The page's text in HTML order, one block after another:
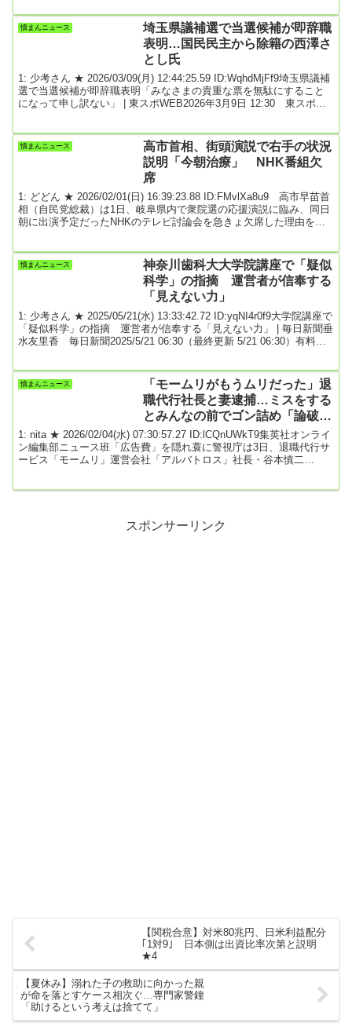
た抗議の電話が殺到することもあります。人間の命か、動物の命か
──。弁護士ドットコムニュースが熊に関する情報提供を呼びかけた
憤まんニュース
埼玉県議補選で当選候補が即辞職
表明…国民民主から除籍の西澤さ
とし氏
1: 少考さん ★ 2026/03/09(月) 12:44:25.59 ID:WqhdMjFf9埼玉県議補
選で当選候補が即辞職表明「みなさまの貴重な票を無駄にすること
になって申し訳ない」 | 東スポWEB2026年3月9日 12:30 東スポ
表明した。西沢氏は国民民主党公認で立候補していたが、選挙戦最
終日（７日）に公認を取り消され、除籍処分になっていた。国民民
憤まんニュース
高市首相、街頭演説で右手の状況
説明「今朝治療」 NHK番組欠
席
1: どどん ★ 2026/02/01(日) 16:39:23.88 ID:FMvlXa8u9 高市早苗首
相（自民党総裁）は1日、岐阜県内で衆院選の応援演説に臨み、同日
朝に出演予定だったNHKのテレビ討論会を急きょ欠席した理由を説
と声が聞こえました」と聴衆の問いかけに応じる形で状況を説明。
テーピングをした右手を聴衆に示した上で「消炎剤とテーピング
で、ちゃんと今朝から治療していた...
憤まんニュース
神奈川歯科大大学院講座で「疑似
科学」の指摘 運営者が信奉する
「見えない力」
1: 少考さん ★ 2025/05/21(水) 13:33:42.72 ID:yqNI4r0f9大学院講座で
「疑似科学」の指摘 運営者が信奉する「見えない力」 | 毎日新聞垂
水友里香 毎日新聞2025/5/21 06:30（最終更新 5/21 06:30）有料記
すとうたう「ホメオパシー」――。いずれも、科学を装いながら科
学的根拠はなく、実証も反証もできない「疑似科学」と指摘され
憤まんニュース
「モームリがもうムリだった」退
職代行社長と妻逮捕…ミスをする
とみんなの前でゴン詰め「論破し
てみろよ！」恐怖の“パワハラ体
質”
1: nita ★ 2026/02/04(水) 07:30:57.27 ID:lCQnUWkT9集英社オンライ
ン編集部ニュース班「広告費」を隠れ蓑に警視庁は3日、退職代行サ
ービス「モームリ」運営会社「アルバトロス」社長・谷本慎二
る。(略)元従業員が語った「恐...スポンサーリンク
【関税合意】対米80兆円、日米利益配分
｢1対9｣ 日本側は出資比率次第と説明
★4
【夏休み】溺れた子の救助に向かった親
が命を落とすケース相次ぐ…専門家警鐘
「助けるという考えは捨てて」